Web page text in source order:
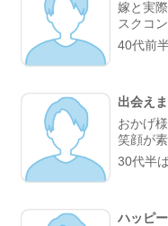
嫁と実
スクコ
のプロ
員。 し
全く確
ません
際を始
入籍し
での出
おかげ
40代前
出会え
おかげ
笑顔が
してい
メは皆
30代半
ハッピ